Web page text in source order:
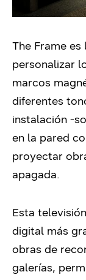
The Frame
personalizar
marcos
diferentes
instalación -
en la pared
proyectar
apagada.
Esta
digital más
obras de
galerías,